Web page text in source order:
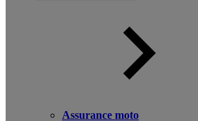
Assurance moto